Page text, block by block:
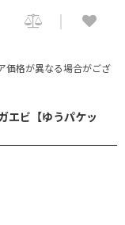
価格が異なる場合がござ
エビ【ゆうパケッ